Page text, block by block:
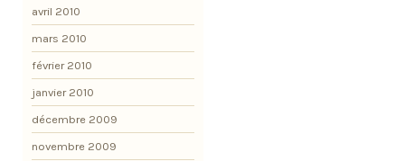
avril 2010
mars 2010
février 2010
janvier 2010
décembre 2009
novembre 2009